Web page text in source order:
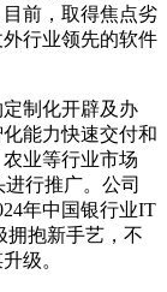
前，取得焦点劣
行业领先的软件
制化开辟及办
能力快速交付和
业等行业市场
行推广。公司
年中国银行业IT
拥抱新手艺，不
级。